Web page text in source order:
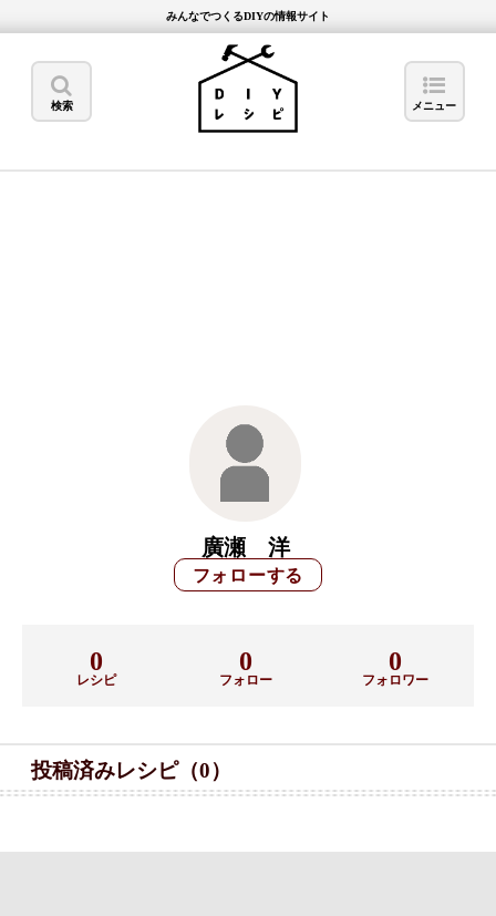
みんなでつくるDIYの情報サイト
検索 メニュー
廣瀬 洋
0
レシピ
0
フォロー
0
フォロワー
投稿済みレシピ（0）